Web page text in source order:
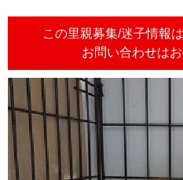
この里親募集/迷子情報
お問い合わせは